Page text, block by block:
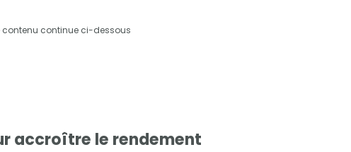
contenu continue ci-dessous
accroître le rendement